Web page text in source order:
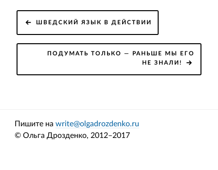
Навигация
по
записям
ШВЕДСКИЙ ЯЗЫК В ДЕЙСТВИИ
ПОДУМАТЬ ТОЛЬКО — РАНЬШЕ МЫ ЕГО
НЕ ЗНАЛИ!
Пишите на write@olgadrozdenko.ru
© Ольга Дрозденко, 2012–2017